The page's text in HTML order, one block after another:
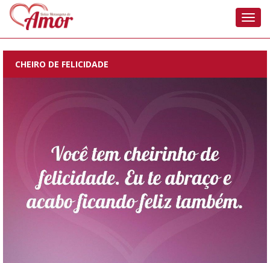
CHEIRO DE FELICIDADE